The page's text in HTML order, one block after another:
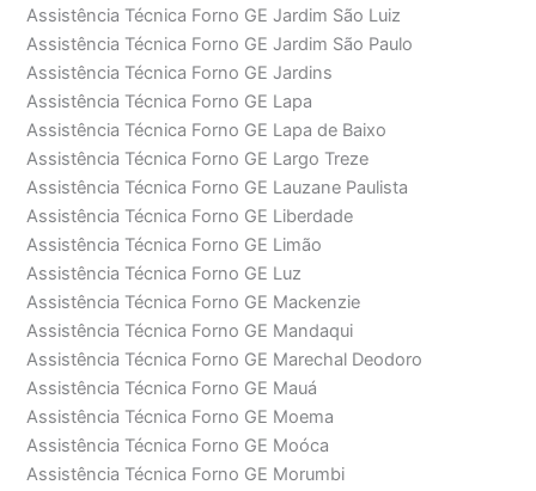
Assistência Técnica Forno GE Jardim São Luiz
Assistência Técnica Forno GE Jardim São Paulo
Assistência Técnica Forno GE Jardins
Assistência Técnica Forno GE Lapa
Assistência Técnica Forno GE Lapa de Baixo
Assistência Técnica Forno GE Largo Treze
Assistência Técnica Forno GE Lauzane Paulista
Assistência Técnica Forno GE Liberdade
Assistência Técnica Forno GE Limão
Assistência Técnica Forno GE Luz
Assistência Técnica Forno GE Mackenzie
Assistência Técnica Forno GE Mandaqui
Assistência Técnica Forno GE Marechal Deodoro
Assistência Técnica Forno GE Mauá
Assistência Técnica Forno GE Moema
Assistência Técnica Forno GE Moóca
Assistência Técnica Forno GE Morumbi